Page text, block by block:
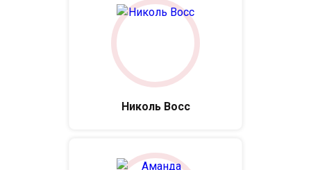
Николь Восс